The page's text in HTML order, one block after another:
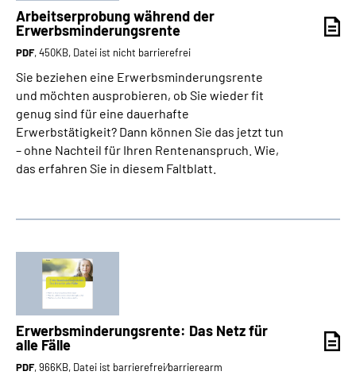
Arbeitserprobung während der
Erwerbsminderungsrente
PDF, 450KB, Datei ist nicht barrierefrei
Sie beziehen eine Erwerbsminderungsrente
und möchten ausprobieren, ob Sie wieder fit
genug sind für eine dauerhafte
Erwerbstätigkeit? Dann können Sie das jetzt tun
– ohne Nachteil für Ihren Rentenanspruch. Wie,
das erfahren Sie in diesem Faltblatt.
Erwerbsminderungs­rente: Das Netz für
alle Fälle
PDF, 966KB, Datei ist barrierefrei⁄barrierearm